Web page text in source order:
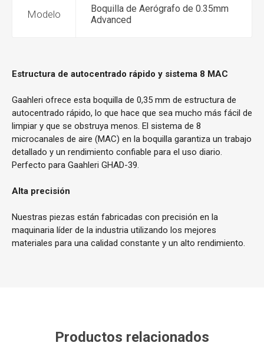
Modelo
Boquilla de Aerógrafo de 0.35mm
Advanced
Estructura de autocentrado rápido y sistema 8 MAC
Gaahleri ofrece esta boquilla de 0,35 mm de estructura de
autocentrado rápido, lo que hace que sea mucho más fácil de
limpiar y que se obstruya menos. El sistema de 8
microcanales de aire (MAC) en la boquilla garantiza un trabajo
detallado y un rendimiento confiable para el uso diario.
Perfecto para Gaahleri GHAD-39.
Alta precisión
Nuestras piezas están fabricadas con precisión en la
maquinaria líder de la industria utilizando los mejores
materiales para una calidad constante y un alto rendimiento.
Productos relacionados